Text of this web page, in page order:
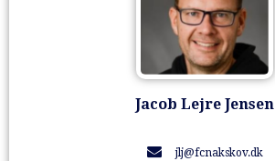
Jacob Lejre Jensen
jlj@fcnakskov.dk